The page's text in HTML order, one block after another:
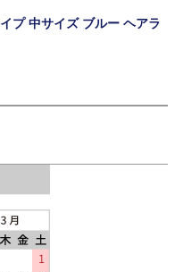
プ 中サイズ ブルー ヘアラ